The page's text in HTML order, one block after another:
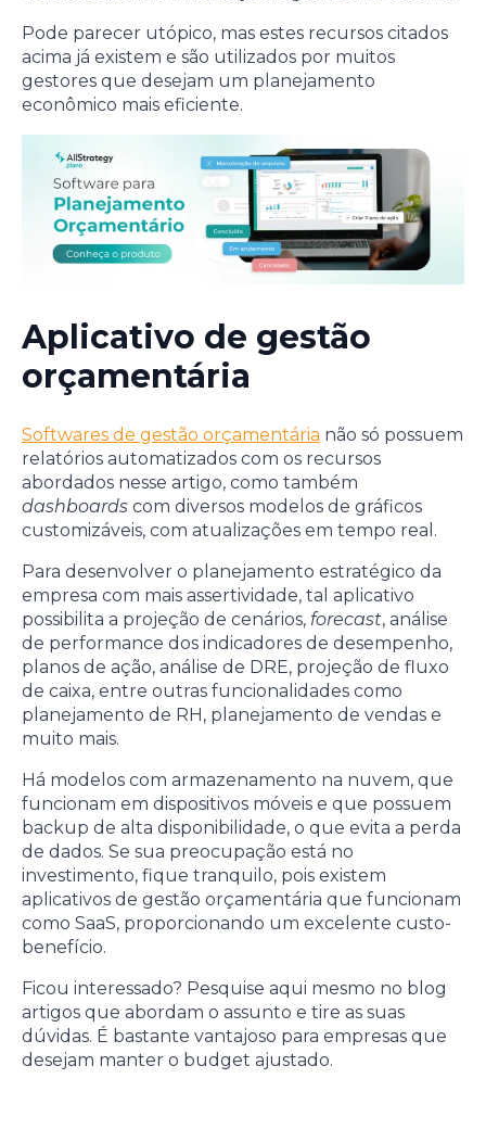
Pode parecer utópico, mas estes recursos citados
acima já existem e são utilizados por muitos
gestores que desejam um planejamento
econômico mais eficiente.
Aplicativo de gestão
orçamentária
Softwares de gestão orçamentária não só possuem
relatórios automatizados com os recursos
abordados nesse artigo, como também
dashboards com diversos modelos de gráficos
customizáveis, com atualizações em tempo real.
Para desenvolver o planejamento estratégico da
empresa com mais assertividade, tal aplicativo
possibilita a projeção de cenários, forecast, análise
de performance dos indicadores de desempenho,
planos de ação, análise de DRE, projeção de fluxo
de caixa, entre outras funcionalidades como
planejamento de RH, planejamento de vendas e
muito mais.
Há modelos com armazenamento na nuvem, que
funcionam em dispositivos móveis e que possuem
backup de alta disponibilidade, o que evita a perda
de dados. Se sua preocupação está no
investimento, fique tranquilo, pois existem
aplicativos de gestão orçamentária que funcionam
como SaaS, proporcionando um excelente custo-
benefício.
Ficou interessado? Pesquise aqui mesmo no blog
artigos que abordam o assunto e tire as suas
dúvidas. É bastante vantajoso para empresas que
desejam manter o budget ajustado.